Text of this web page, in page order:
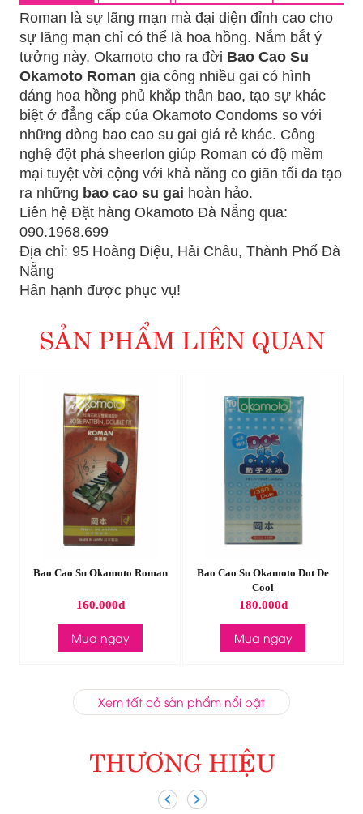
Roman là sự lãng mạn mà đại diện đỉnh cao cho
sự lãng mạn chỉ có thể là hoa hồng. Nắm bắt ý
tưởng này, Okamoto cho ra đời Bao Cao Su
Okamoto Roman gia công nhiều gai có hình
dáng hoa hồng phủ khắp thân bao, tạo sự khác
biệt ở đẳng cấp của Okamoto Condoms so với
những dòng bao cao su gai giá rẻ khác. Công
nghệ đột phá sheerlon giúp Roman có độ mềm
mại tuyệt vời cộng với khả năng co giãn tối đa tạo
ra những bao cao su gai hoàn hảo.
Liên hệ Đặt hàng Okamoto Đà Nẵng qua:
090.1968.699
Địa chỉ: 95 Hoàng Diệu, Hải Châu, Thành Phố Đà
Nẵng
Hân hạnh được phục vụ!
SẢN PHẨM LIÊN QUAN
Bao Cao Su Okamoto Roman
160.000đ
Mua ngay
Bao Cao Su Okamoto Dot De
Cool
180.000đ
Mua ngay
Xem tất cả sản phẩm nổi bật
THƯƠNG HIỆU